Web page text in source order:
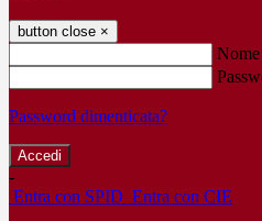
button close ×
Password dimenticata?
-
Entra con SPID Entra con CIE